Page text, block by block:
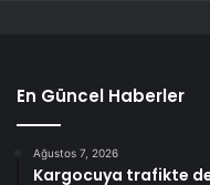
En Güncel Haberler
Ağustos 7, 2026
Kargocuya trafikte